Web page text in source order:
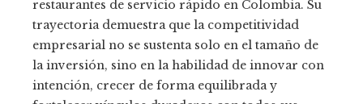
restaurantes de servicio rápido en Colombia. Su
trayectoria demuestra que la competitividad
empresarial no se sustenta solo en el tamaño de
la inversión, sino en la habilidad de innovar con
intención, crecer de forma equilibrada y